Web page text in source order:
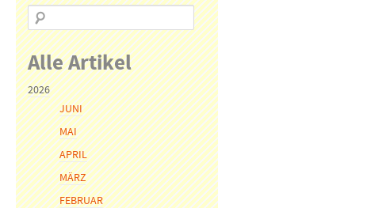
Alle Artikel
2026
JUNI
MAI
APRIL
MÄRZ
FEBRUAR